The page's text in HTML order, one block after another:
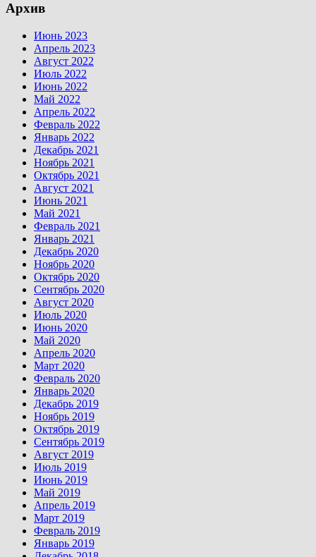
Архив
Июнь 2023
Апрель 2023
Август 2022
Июль 2022
Июнь 2022
Май 2022
Апрель 2022
Февраль 2022
Январь 2022
Декабрь 2021
Ноябрь 2021
Октябрь 2021
Август 2021
Июнь 2021
Май 2021
Февраль 2021
Январь 2021
Декабрь 2020
Ноябрь 2020
Октябрь 2020
Сентябрь 2020
Август 2020
Июль 2020
Июнь 2020
Май 2020
Апрель 2020
Март 2020
Февраль 2020
Январь 2020
Декабрь 2019
Ноябрь 2019
Октябрь 2019
Сентябрь 2019
Август 2019
Июль 2019
Июнь 2019
Май 2019
Апрель 2019
Март 2019
Февраль 2019
Январь 2019